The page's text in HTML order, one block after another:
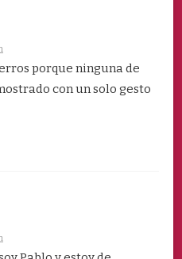
porque ninguna de
con un solo gesto